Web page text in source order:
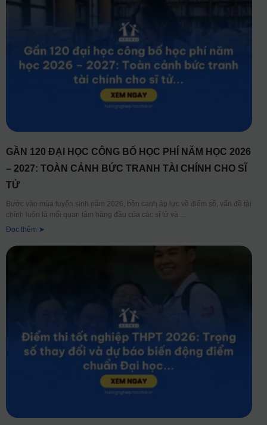
GẦN 120 ĐẠI HỌC CÔNG BỐ HỌC PHÍ NĂM HỌC 2026
– 2027: TOÀN CẢNH BỨC TRANH TÀI CHÍNH CHO SĨ
TỬ
Bước vào mùa tuyển sinh năm 2026, bên cạnh áp lực về điểm số, vấn đề tài
chính luôn là mối quan tâm hàng đầu của các sĩ tử và
Đọc thêm ➤